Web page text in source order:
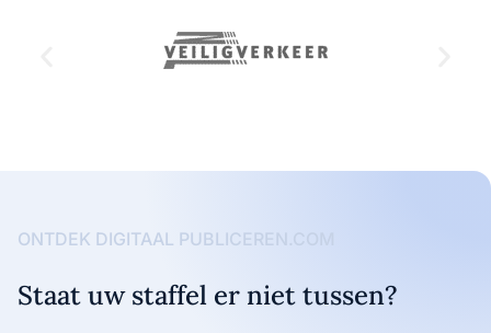
ONTDEK DIGITAAL PUBLICEREN.COM
Staat uw staffel er niet tussen?